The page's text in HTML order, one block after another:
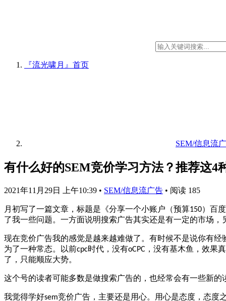
『流光啸月』 首页
SEM/信息流
有什么好的SEM竞价学习方法？推荐这4
2021年11月29日 上午10:39 • SEM/信息流广告 • 阅读 185
月初写了一篇文章，标题是《分享一个小账户（预算150）百
了我一些问题。一方面说明搜索广告其实还是有一定的市场，
现在竞价广告我的感觉是越来越难做了。有时候不是说你有
为了一种常态。以前cpc时代，没有oCPC ，没有基木鱼，效果
了，只能顺应大势。
这个号的读者可能多数是做搜索广告的，也经常会有一些新
我觉得学好sem竞价广告，主要还是用心。用心是态度，态度